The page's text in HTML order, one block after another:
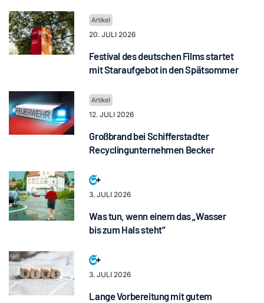
20. JULI 2026
Festival des deutschen Films startet
mit Staraufgebot in den Spätsommer
12. JULI 2026
Großbrand bei Schifferstadter
Recyclingunternehmen Becker
3. JULI 2026
Was tun, wenn einem das „Wasser
bis zum Hals steht“
3. JULI 2026
Lange Vorbereitung mit gutem